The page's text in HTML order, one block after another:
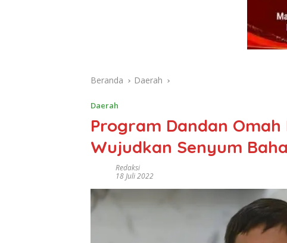
Beranda Daerah
Daerah
Program Dandan
Wujudkan Senyum
Redaksi
18 Juli 2022